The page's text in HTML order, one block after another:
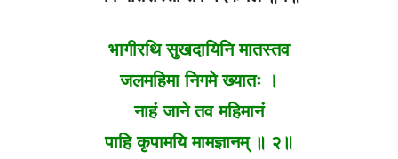
भागीरथि सुखदायिनि मातस्तव
जलमहिमा निगमे ख्यातः ।
नाहं जाने तव महिमानं
पाहि कृपामयि मामज्ञानम् ॥ २॥